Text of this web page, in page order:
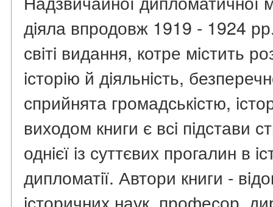
дiяла впродовж 1919 - 1924
свiтi видання, котре мiстить
iсторiю й дiяльнiсть,
сприйнята громадськiстю,
виходом книги є всi пiдстави
однiєї iз суттєвих прогалин в
дипломатiї. Автори книги -